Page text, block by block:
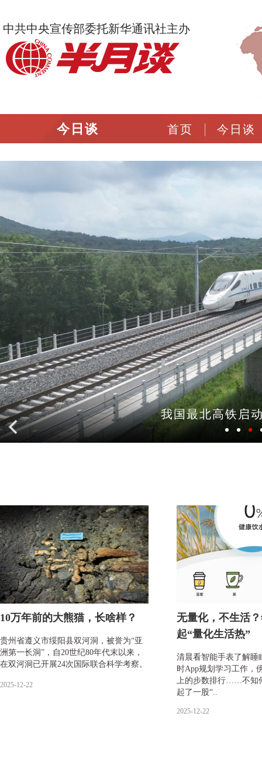
中共中央宣传部委托新华通讯社主办
今日谈 首页 今日谈
我国最北高铁启
1 2 3
10万年前的大熊猫，长啥样？
贵州省遵义市绥阳县双河洞，被誉为“亚
洲第一长洞”，自20世纪80年代末以来，
在双河洞已开展24次国际联合科学考察。
2025-12-22
无量化，不生活
起“量化生活热”
清晨看智能手表了解睡
时App规划学习工作，
上的步数排行……不知
起了一股“..
2025-12-22